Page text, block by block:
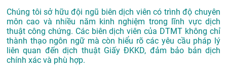
Chúng tôi sở hữu đội ngũ biên dịch viên có trình độ chuyên
môn cao và nhiều năm kinh nghiệm trong lĩnh vực dịch
thuật công chứng. Các biên dịch viên của DTMT không chỉ
thành thạo ngôn ngữ mà còn hiểu rõ các yêu cầu pháp lý
liên quan đến dịch thuật Giấy ĐKKD, đảm bảo bản dịch
chính xác và phù hợp.